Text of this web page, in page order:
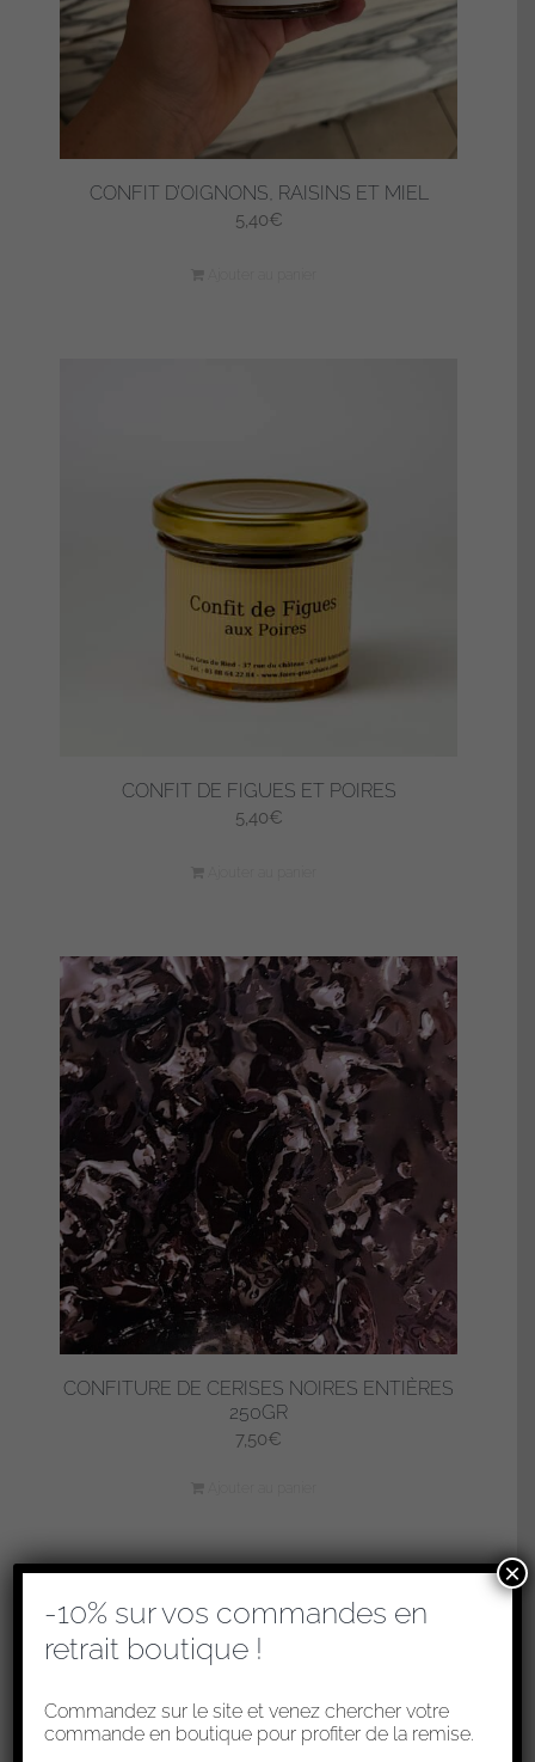
CONFIT D’OIGNONS, RAISINS ET MIEL
5,40€
CONFIT DE FIGUES ET POIRES
5,40€
CONFITURE DE CERISES NOIRES ENTIÈRES
250GR
7,50€
-10% sur vos commandes en
retrait boutique !
Commandez sur le site et venez chercher votre
commande en boutique pour profiter de la remise.
×